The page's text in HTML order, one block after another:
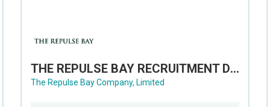
THE REPULSE BAY RECRUITMENT DAY 淺水灣影灣園人才招聘會
The Repulse Bay Company, Limited